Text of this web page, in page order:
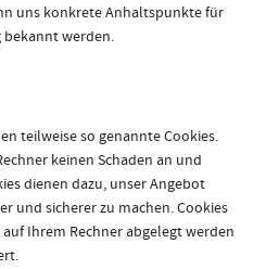
uns konkrete Anhaltspunkte für
bekannt werden.
teilweise so genannte Cookies.
keinen Schaden an und
dienen dazu, unser Angebot
und sicherer zu machen. Cookies
Ihrem Rechner abgelegt werden